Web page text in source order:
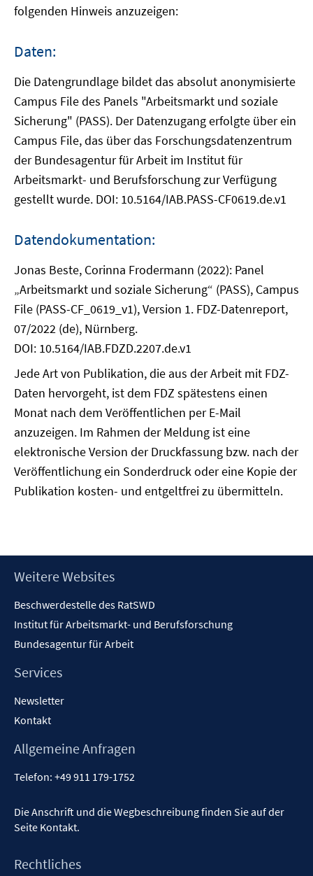
folgenden Hinweis anzuzeigen:
Daten:
Die Datengrundlage bildet das absolut anonymisierte
Campus File des Panels "Arbeitsmarkt und soziale
Sicherung" (PASS). Der Datenzugang erfolgte über ein
Campus File, das über das Forschungsdatenzentrum
der Bundesagentur für Arbeit im Institut für
Arbeitsmarkt- und Berufsforschung zur Verfügung
gestellt wurde. DOI: 10.5164/IAB.PASS-CF0619.de.v1
Datendokumentation:
Jonas Beste, Corinna Frodermann (2022): Panel
„Arbeitsmarkt und soziale Sicherung“ (PASS), Campus
File (PASS-CF_0619_v1), Version 1. FDZ-Datenreport,
07/2022 (de), Nürnberg.
DOI: 10.5164/IAB.FDZD.2207.de.v1
Jede Art von Publikation, die aus der Arbeit mit FDZ-
Daten hervorgeht, ist dem FDZ spätestens einen
Monat nach dem Veröffentlichen per E-Mail
anzuzeigen. Im Rahmen der Meldung ist eine
elektronische Version der Druckfassung bzw. nach der
Veröffentlichung ein Sonderdruck oder eine Kopie der
Publikation kosten- und entgeltfrei zu übermitteln.
Footer
Weitere Websites
Beschwerdestelle des RatSWD
Institut für Arbeitsmarkt- und Berufsforschung
Bundesagentur für Arbeit
Services
Newsletter
Kontakt
Allgemeine Anfragen
Telefon: +49 911 179-1752
Die Anschrift und die Wegbeschreibung finden Sie auf der
Seite Kontakt.
Rechtliches